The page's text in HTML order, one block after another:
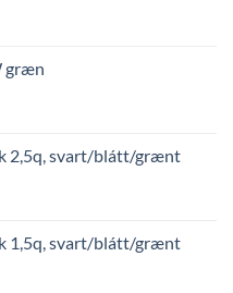
græn
2,5q, svart/blátt/grænt
1,5q, svart/blátt/grænt